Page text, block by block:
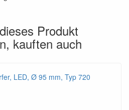
Produkt
kauften auch